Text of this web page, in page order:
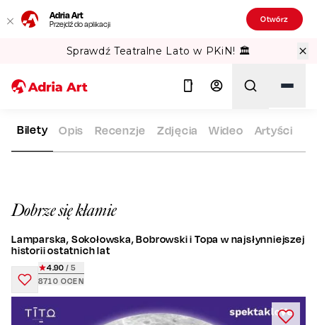
Adria Art
Przejdź do aplikacji Otwórz
Gipsy Kings w TAURON Arena Kraków!
ADRIA ART REPERTUAR DOBRZE SIĘ KŁAMIE
Dobrze się kłamie
Lamparska, Sokołowska, Bobrowski i Topa w najsłynniejszej
historii ostatnich lat
8710 OCEN
4.90 / 5
Bilety Opis Recenzje Zdjęcia Wideo Artyści